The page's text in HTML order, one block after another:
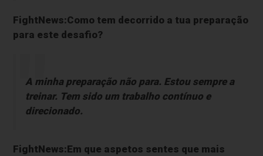
FightNews:Como tem decorrido a tua preparação
para este desafio?
A minha preparação não para. Estou sempre a
treinar. Tem sido um trabalho contínuo e
direcionado.
FightNews:Em que aspetos sentes que mais